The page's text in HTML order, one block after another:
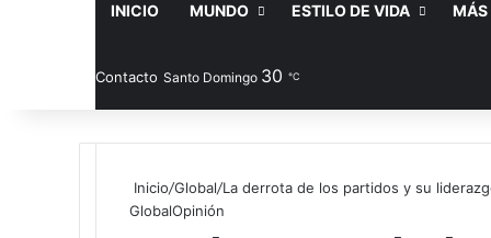
INICIO MUNDO ESTILO DE VIDA MÁS
Contacto Santo Domingo 30 ℃
Inicio/Global/La derrota de los partidos y su
GlobalOpinión